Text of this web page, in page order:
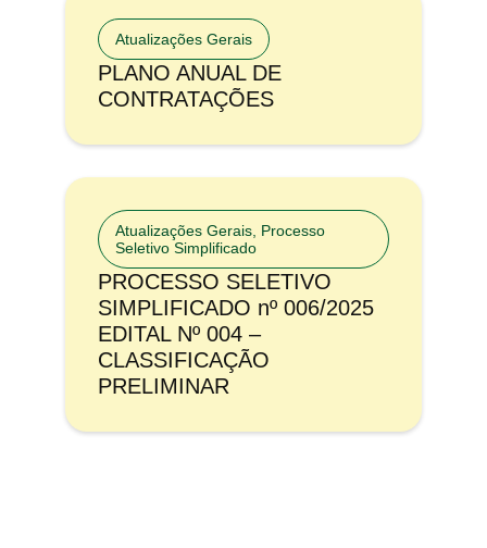
Atualizações Gerais
PLANO ANUAL DE
CONTRATAÇÕES
Atualizações Gerais Processo
Seletivo Simplificado
PROCESSO SELETIVO
SIMPLIFICADO nº 006/2025
EDITAL Nº 004 –
CLASSIFICAÇÃO
PRELIMINAR